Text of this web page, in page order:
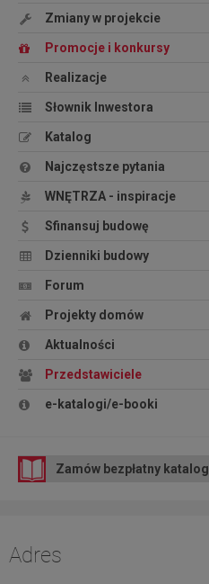
Zmiany w projekcie
Promocje i konkursy
Realizacje
Słownik Inwestora
Katalog
Najczęstsze pytania
WNĘTRZA - inspiracje
Sfinansuj budowę
Dzienniki budowy
Forum
Projekty domów
Aktualności
Przedstawiciele
e-katalogi/e-booki
Zamów bezpłatny katalog
Adres